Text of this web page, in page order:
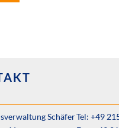
SchäferTel: +49